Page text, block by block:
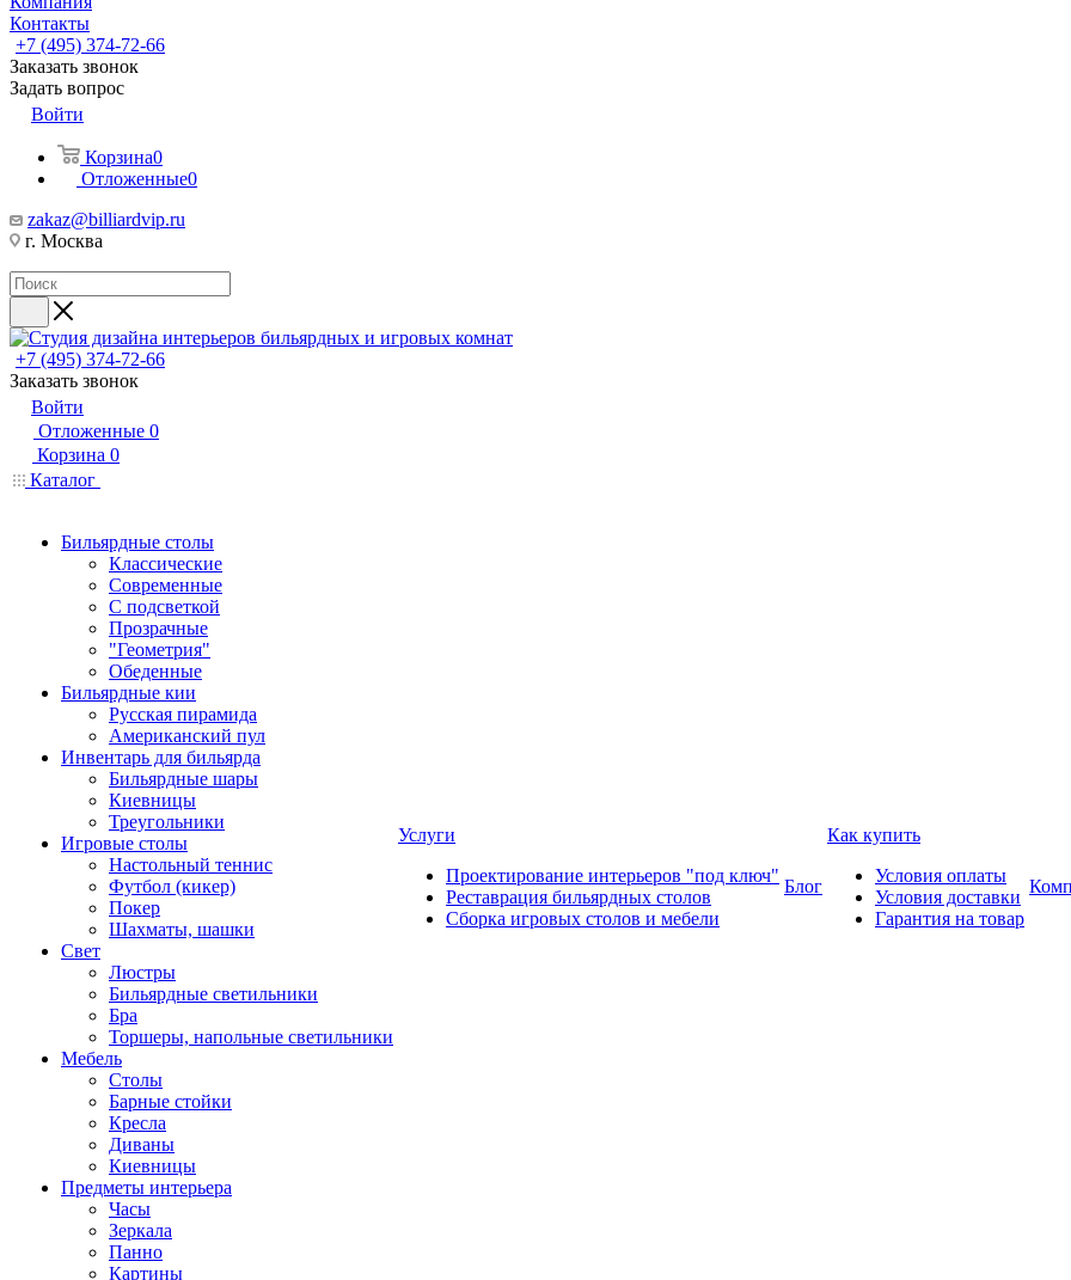
Контакты
+7 (495) 374-72-66
Заказать звонок
Задать вопрос
Войти
Корзина0
Отложенные0
zakaz@billiardvip.ru
г. Москва
+7 (495) 374-72-66
Заказать звонок
Войти
Отложенные 0
Корзина 0
Каталог
Бильярдные столы
Классические
Современные
С подсветкой
Прозрачные
"Геометрия"
Обеденные
Бильярдные кии
Русская пирамида
Американский пул
Инвентарь для бильярда
Бильярдные шары
Киевницы
Треугольники
Игровые столы
Настольный теннис
Футбол (кикер)
Покер
Шахматы, шашки
Свет
Люстры
Бильярдные светильники
Бра
Торшеры, напольные светильники
Мебель
Столы
Барные стойки
Кресла
Диваны
Киевницы
Предметы интерьера
Часы
Зеркала
Панно
Картины
Услуги
Проектирование интерьеров "под ключ"
Реставрация бильярдных столов
Сборка игровых столов и мебели
Блог
Как купить
Условия оплаты
Условия доставки
Гарантия на товар